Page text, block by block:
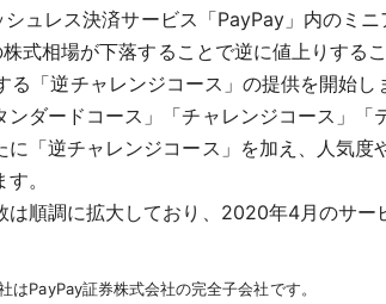
ュレス決済サービス「PayPay」内のミ
式相場が下落することで逆に値上りす
「逆チャレンジコース」の提供を開始し
ダードコース」「チャレンジコース」
「逆チャレンジコース」を加え、人気
。
は順調に拡大しており、2020年4月のサ
PayPay証券株式会社の完全子会社です。